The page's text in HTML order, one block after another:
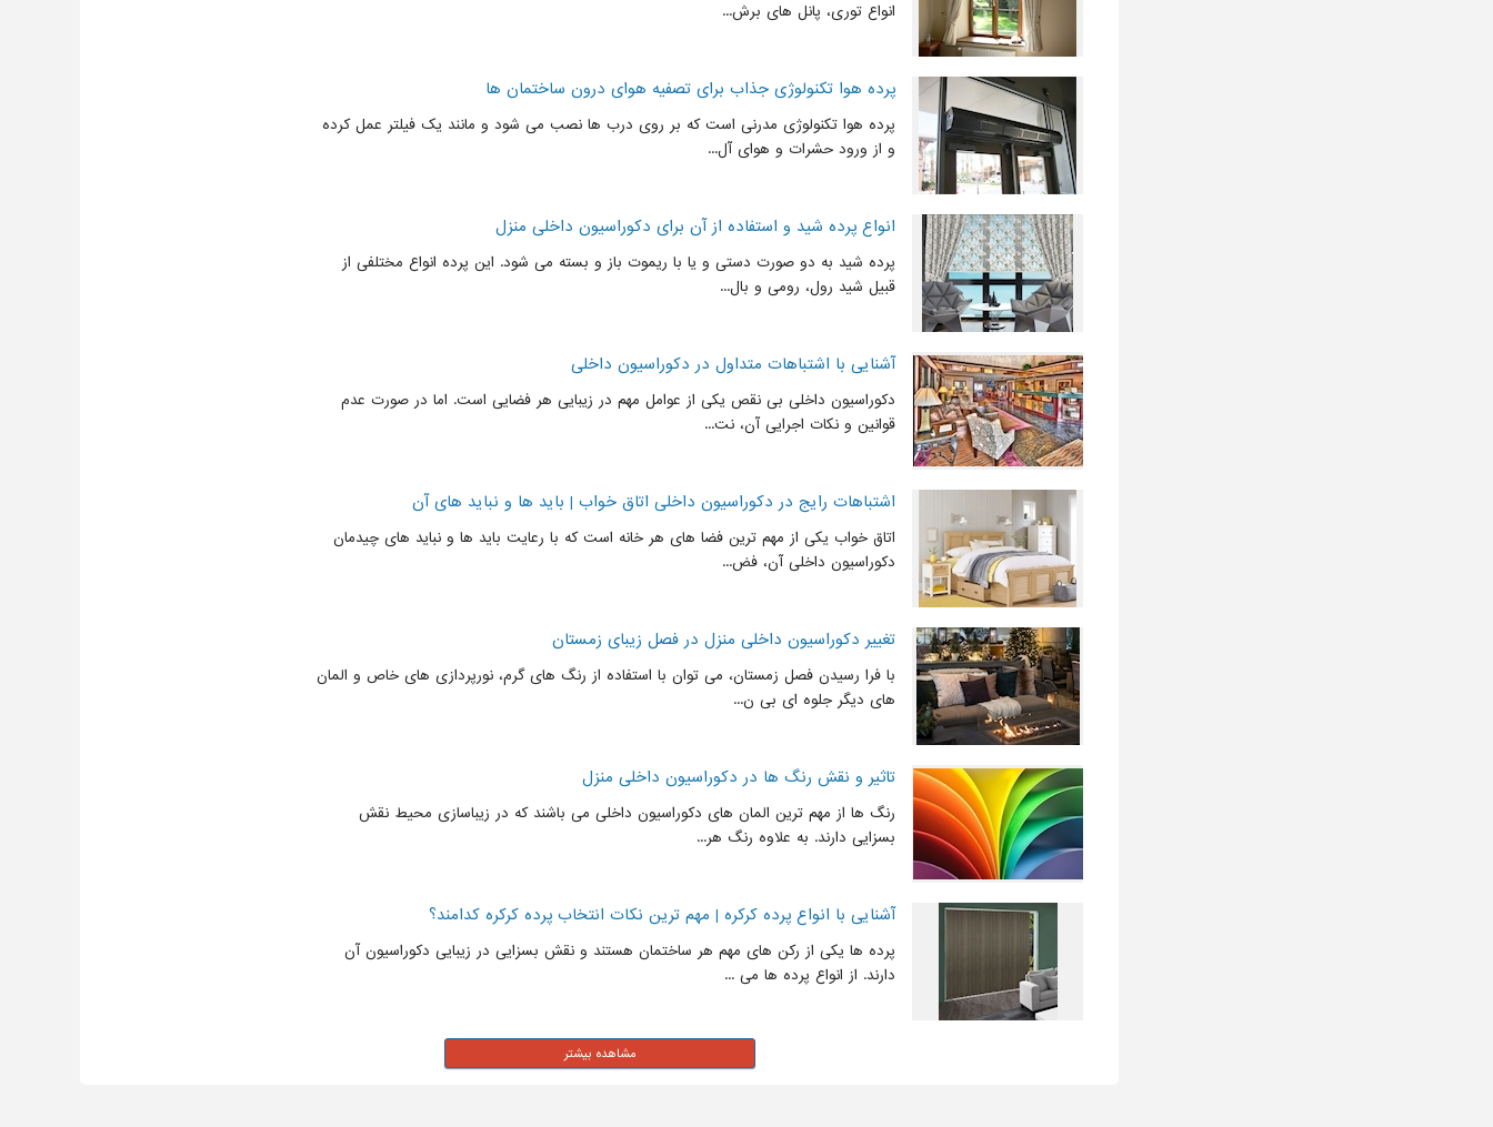
انواع توری، پانل های برش...
پرده هوا تکنولوژی جذاب برای تصفیه هوای درون ساختمان ها
پرده هوا تکنولوژی مدرنی است که بر روی درب ها نصب می شود و مانند یک فیلتر عمل کرده
و از ورود حشرات و هوای آل...
انواع پرده شید و استفاده از آن برای دکوراسیون داخلی منزل
پرده شید به دو صورت دستی و یا با ریموت باز و بسته می شود. این پرده انواع مختلفی از
قبیل شید رول، رومی و بال...
آشنایی با اشتباهات متداول در دکوراسیون داخلی
دکوراسیون داخلی بی نقص یکی از عوامل مهم در زیبایی هر فضایی است. اما در صورت عدم
قوانین و نکات اجرایی آن، نت...
اشتباهات رایج در دکوراسیون داخلی اتاق خواب | باید ها و نباید های آن
اتاق خواب یکی از مهم ترین فضا های هر خانه است که با رعایت باید ها و نباید های چیدمان
دکوراسیون داخلی آن، فض...
تغییر دکوراسیون داخلی منزل در فصل زیبای زمستان
با فرا رسیدن فصل زمستان، می توان با استفاده از رنگ های گرم، نورپردازی های خاص و المان
های دیگر جلوه ای بی ن...
تاثیر و نقش رنگ ها در دکوراسیون داخلی منزل
رنگ ها از مهم ترین المان های دکوراسیون داخلی می باشند که در زیباسازی محیط نقش
بسزایی دارند. به علاوه رنگ هر...
آشنایی با انواع پرده کرکره | مهم ترین نکات انتخاب پرده کرکره کدامند؟
پرده ها یکی از رکن های مهم هر ساختمان هستند و نقش بسزایی در زیبایی دکوراسیون آن
دارند. از انواع پرده ها می ...